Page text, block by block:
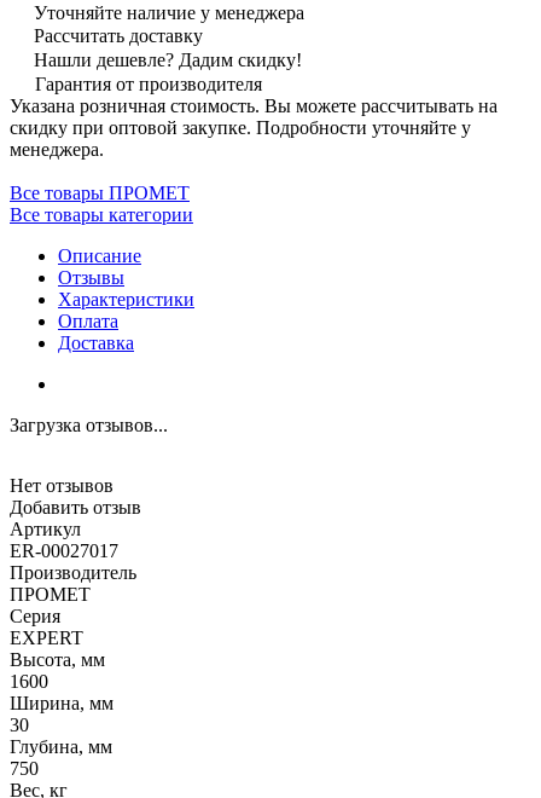
Уточняйте наличие у менеджера
Рассчитать доставку
Нашли дешевле? Дадим скидку!
Гарантия от производителя
Указана розничная стоимость. Вы можете рассчитывать на
скидку при оптовой закупке. Подробности уточняйте у
менеджера.
Все товары ПРОМЕТ
Все товары категории
Описание
Отзывы
Характеристики
Оплата
Доставка
Загрузка отзывов...
Нет отзывов
Добавить отзыв
Артикул
ER-00027017
Производитель
ПРОМЕТ
Серия
EXPERT
Высота, мм
1600
Ширина, мм
30
Глубина, мм
750
Вес, кг